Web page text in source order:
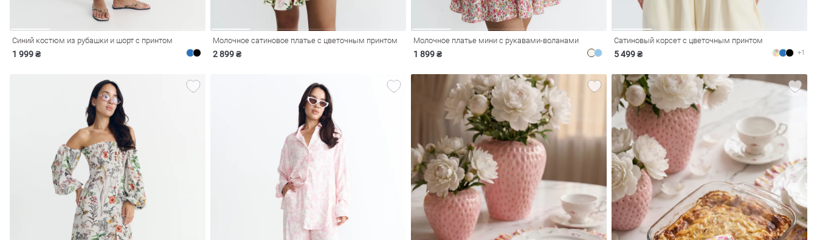
Синий костюм из рубашки и шорт с принтом
1 999 ₴
Молочное сатиновое платье с цветочным принтом
2 899 ₴
Молочное платье мини с рукавами-воланами
1 899 ₴
Сатиновый корсет с цветочным принтом
5 499 ₴ +1